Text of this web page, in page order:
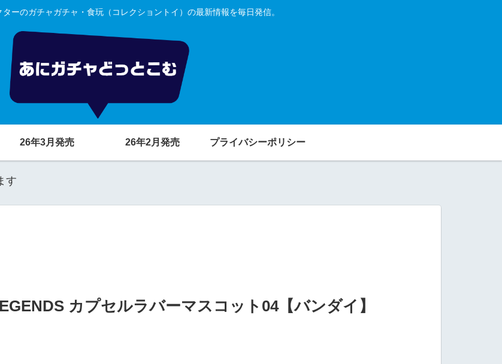
ーのガチャガチャ・食玩（コレクショントイ）の最新情報を毎日発信。
26年3月発売 26年2月発売 プライバシーポリシー
す
カプセルラバーマスコット04【バンダイ】